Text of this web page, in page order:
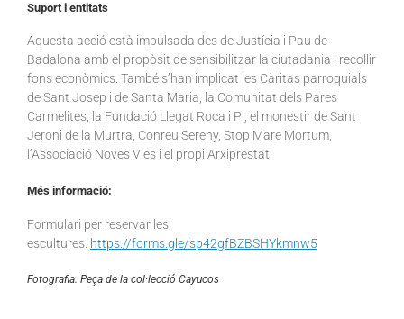
Suport i entitats
Aquesta acció està impulsada des de Justícia i Pau de
Badalona amb el propòsit de sensibilitzar la ciutadania i recollir
fons econòmics. També s’han implicat les Càritas parroquials
de Sant Josep i de Santa Maria, la Comunitat dels Pares
Carmelites, la Fundació Llegat Roca i Pi, el monestir de Sant
Jeroni de la Murtra, Conreu Sereny, Stop Mare Mortum,
l’Associació Noves Vies i el propi Arxiprestat.
Més informació:
Formulari per reservar les
escultures: https://forms.gle/sp42gfBZBSHYkmnw5
Fotografia: Peça de la col·lecció Cayucos